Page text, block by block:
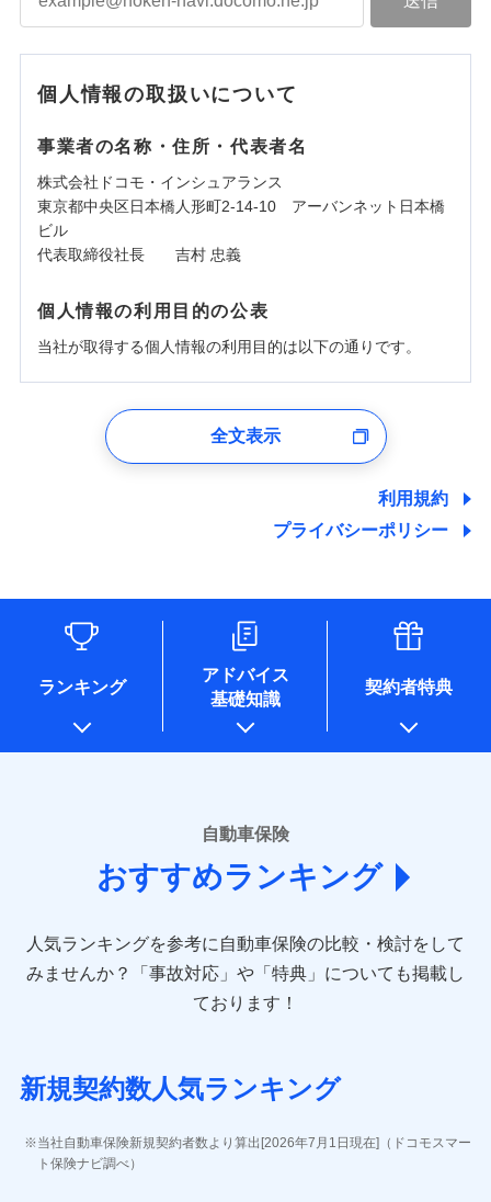
個人情報の取扱いについて
事業者の名称・住所・代表者名
株式会社ドコモ・インシュアランス
東京都中央区日本橋人形町2-14-10 アーバンネット日本橋
ビル
代表取締役社長 吉村 忠義
個人情報の利用目的の公表
当社が取得する個人情報の利用目的は以下の通りです。
ユーザー登録受付および、管理のため
しくは委託を受けている保険会社・提携会社の保険その他に
関する情報を提供し、金融商品等の契約を勧奨するため、ま
た維持管理等の委託業務遂行のため、またそれらに付帯、関
情報を取引のある他の保険会社の商品・サービスをご提案す
るために利用させていただくことがあります。）
各種セミナーの開催のため
コンサルティングサービスの実施のため
アンケートやキャンペーン等の実施のため
上記に係る案内・手続き・管理等付帯業務を行うため
* 当社が委託を受けている保険会社の情報は、保険会社のホ
ームページに掲載しておりますので、ご確認ください。
あいおいニッセイ同和損害保険株式会社
(https://www.aioinissaydowa.co.jp/)
アクサ損害保険株式会社 (https://www.axa-
direct.co.jp/)
sompo.co.jp/)
東京海上ダイレクト損害保険株式会社 (https://www.e-
AIG損害保険株式会社 (https://www.aig.co.jp/sonpo)
ジェイアイ傷害火災保険株式会社
ソニー損害保険株式会社
(https://www.sonysonpo.co.jp/)
全文表示
利用規約
プライバシーポリシー
ランキング
アドバイス
基礎知識
契約者特典
自動車保険
おすすめランキング
人気ランキングを参考に自動車保険の比較・検討をして
みませんか？
「事故対応」や「特典」についても掲載し
ております！
新規契約数人気ランキング
当社自動車保険新規契約者数より算出[2026年7月1日現在]（ドコモスマー
ト保険ナビ調べ）